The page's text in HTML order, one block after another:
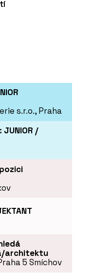
s.r.o., Praha
JUNIOR /
architektu
5 Smíchov